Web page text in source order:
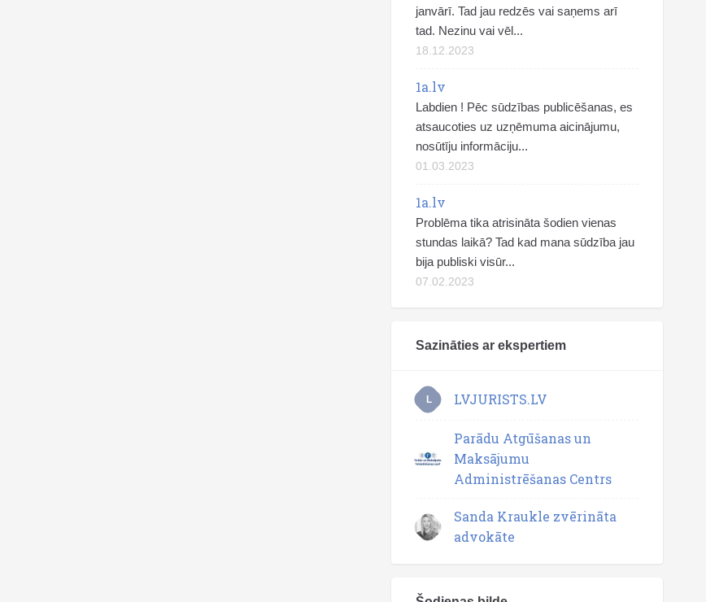
janvārī. Tad jau redzēs vai saņems arī
tad. Nezinu vai vēl...
18.12.2023
1a.lv
Labdien ! Pēc sūdzības publicēšanas, es
atsaucoties uz uzņēmuma aicinājumu,
nosūtīju informāciju...
01.03.2023
1a.lv
Problēma tika atrisināta šodien vienas
stundas laikā? Tad kad mana sūdzība jau
bija publiski visūr...
07.02.2023
Sazināties ar ekspertiem
L LVJURISTS.LV
Parādu Atgūšanas un
Maksājumu
Administrēšanas Centrs
Sanda Kraukle zvērināta
advokāte